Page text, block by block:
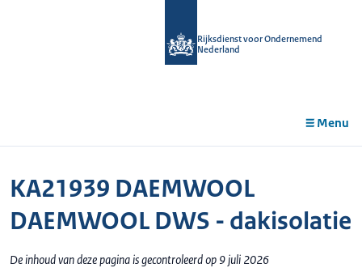
Rijksdienst voor Ondernemend
Nederland
Menu
KA21939 DAEMWOOL
DAEMWOOL DWS - dakisolatie
De inhoud van deze pagina is gecontroleerd op 9 juli 2026